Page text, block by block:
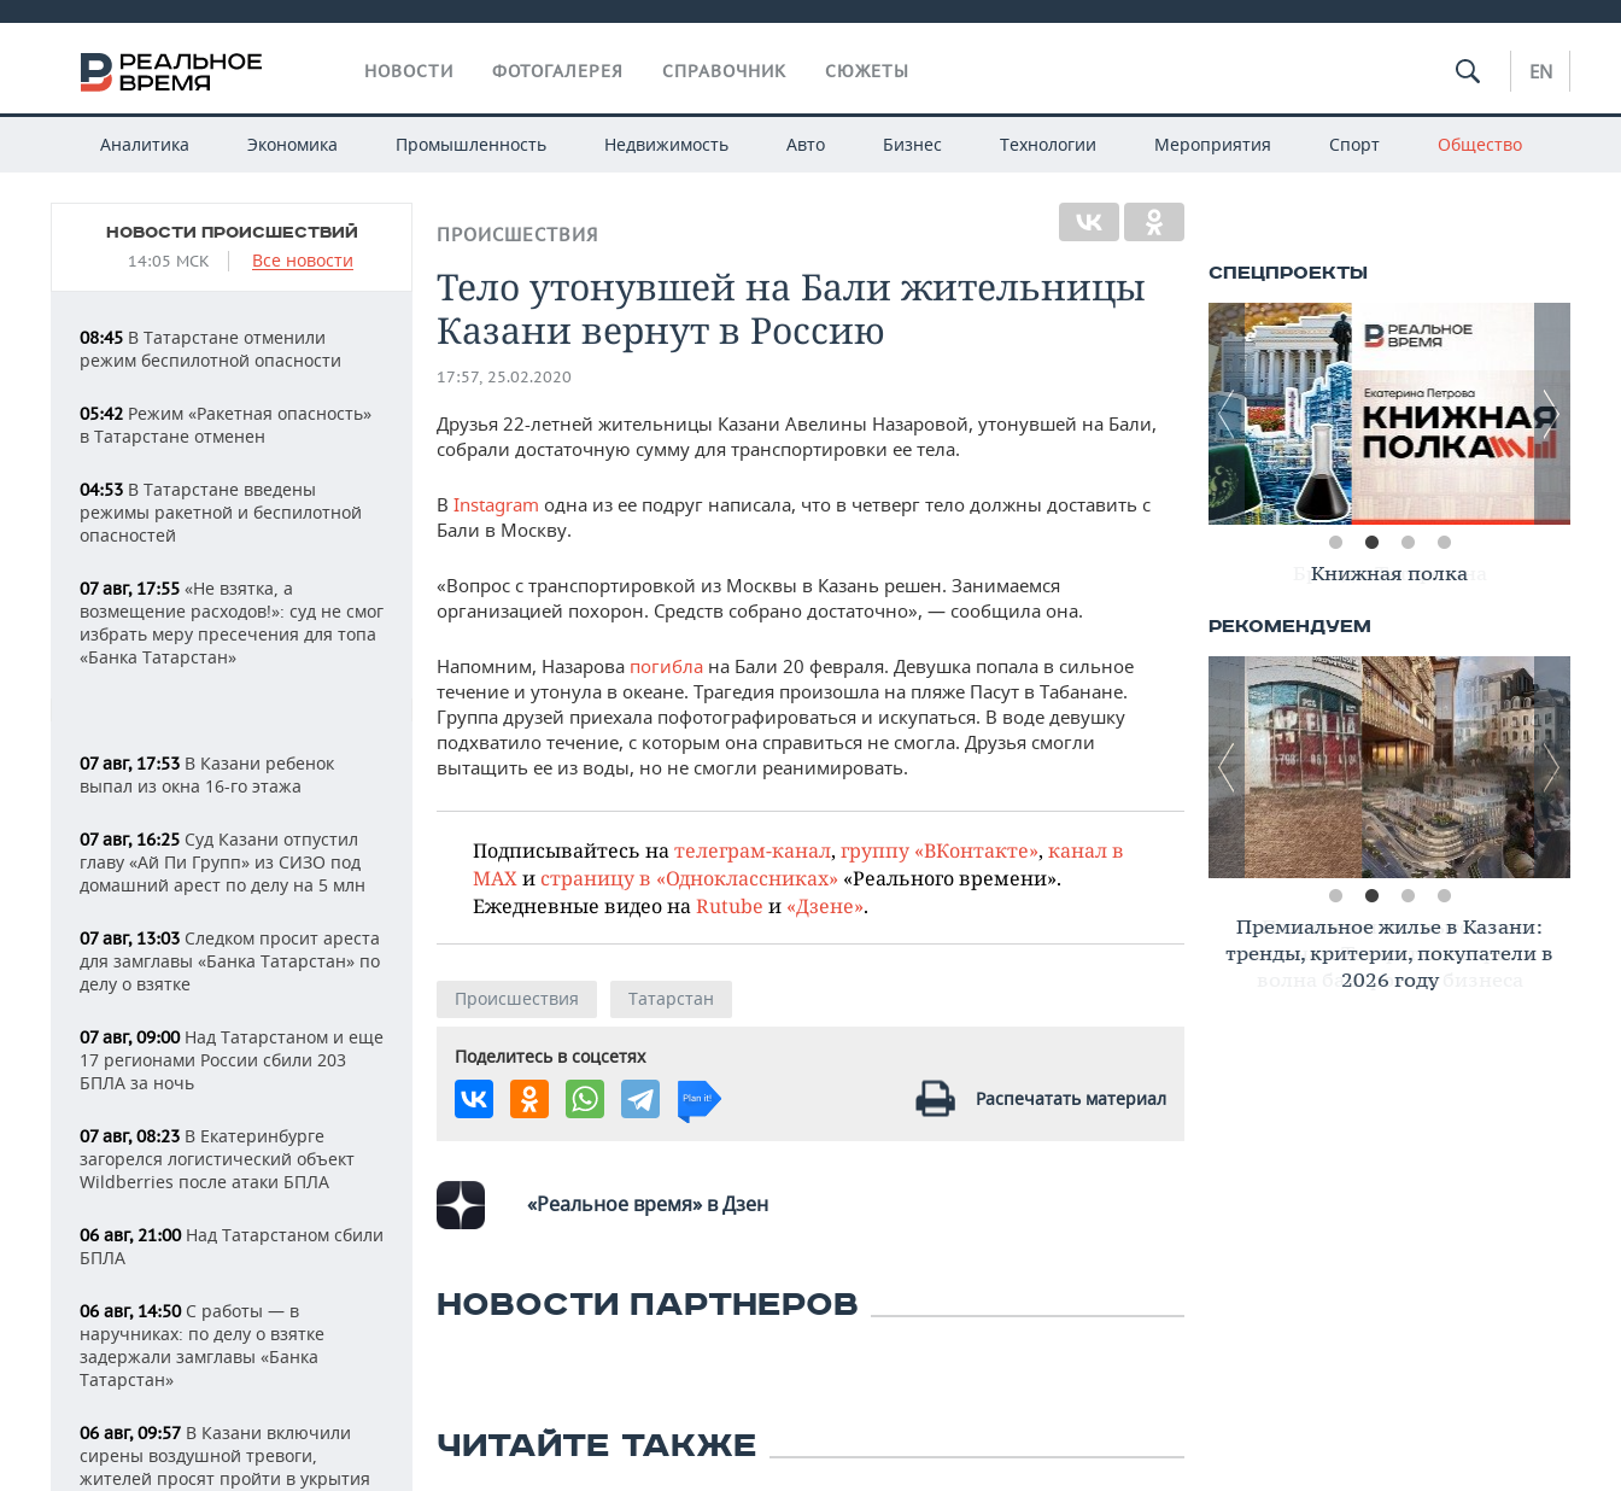
НОВОСТИ ФОТОГАЛЕРЕЯ СПРАВОЧНИК СЮЖЕТЫ EN
Аналитика Экономика Промышленность Недвижимость Авто Бизнес Технологии Мероприятия Спорт Общество
НОВОСТИ ПРОИСШЕСТВИЙ
14:05 МСК Все новости
08:45 В Татарстане отменили
режим беспилотной опасности
05:42 Режим «Ракетная опасность»
в Татарстане отменен
04:53 В Татарстане введены
режимы ракетной и беспилотной
опасностей
07 авг, 17:55 «Не взятка, а
возмещение расходов!»: суд не смог
избрать меру пресечения для топа
«Банка Татарстан»
07 авг, 17:53 В Казани ребенок
выпал из окна 16-го этажа
07 авг, 16:25 Суд Казани отпустил
главу «Ай Пи Групп» из СИЗО под
домашний арест по делу на 5 млн
07 авг, 13:03 Следком просит ареста
для замглавы «Банка Татарстан» по
делу о взятке
07 авг, 09:00Над Татарстаном и еще
17 регионами России сбили 203
БПЛА за ночь
07 авг, 08:23 В Екатеринбурге
загорелся логистический объект
Wildberries после атаки БПЛА
06 авг, 21:00Над Татарстаном сбили
БПЛА
06 авг, 14:50С работы — в
наручниках: по делу о взятке
задержали замглавы «Банка
Татарстан»
06 авг, 09:57 В Казани включили
сирены воздушной тревоги,
жителей просят пройти в укрытия
ПРОИСШЕСТВИЯ
Тело утонувшей на Бали жительницы
Казани вернут в Россию
17:57, 25.02.2020
Друзья 22-летней жительницы Казани Авелины Назаровой, утонувшей на Бали,
собрали достаточную сумму для транспортировки ее тела.
В Instagram одна из ее подруг написала, что в четверг тело должны доставить с
Бали в Москву.
«Вопрос с транспортировкой из Москвы в Казань решен. Занимаемся
организацией похорон. Средств собрано достаточно», — сообщила она.
Напомним, Назарова погибла на Бали 20 февраля. Девушка попала в сильное
течение и утонула в океане. Трагедия произошла на пляже Пасут в Табанане.
Группа друзей приехала пофотографироваться и искупаться. В воде девушку
подхватило течение, с которым она справиться не смогла. Друзья смогли
вытащить ее из воды, но не смогли реанимировать.
Подписывайтесь на телеграм-канал, группу «ВКонтакте», канал в
MAX и страницу в «Одноклассниках» «Реального времени».
Ежедневные видео на Rutube и «Дзене».
Происшествия Татарстан
Поделитесь в соцсетях
Распечатать материал
«Реальное время» в Дзен
НОВОСТИ ПАРТНЕРОВ
ЧИТАЙТЕ ТАКЖЕ
Книжная полка
Премиальное жилье в Казани:
тренды, критерии, покупатели в
2026 году